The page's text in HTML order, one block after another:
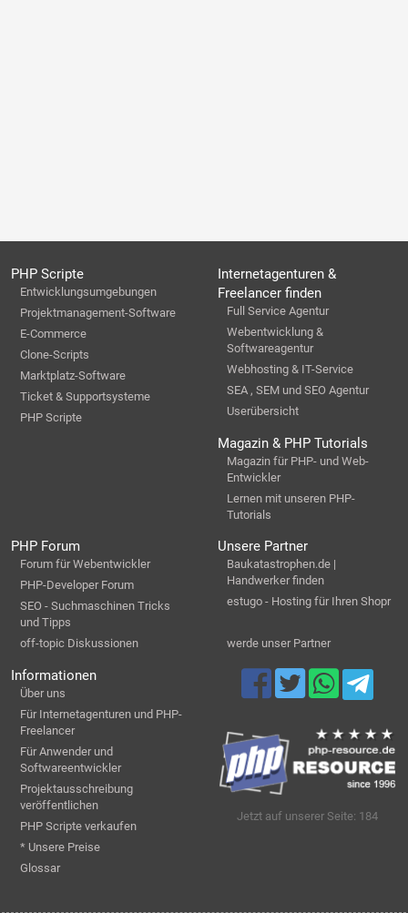
PHP Scripte
Entwicklungsumgebungen
Projektmanagement-Software
E-Commerce
Clone-Scripts
Marktplatz-Software
Ticket & Supportsysteme
PHP Scripte
Internetagenturen &
Freelancer finden
Full Service Agentur
Webentwicklung &
Softwareagentur
Webhosting & IT-Service
SEA , SEM und SEO Agentur
Userübersicht
Magazin & PHP Tutorials
Magazin für PHP- und Web-
Entwickler
Lernen mit unseren PHP-
Tutorials
PHP Forum
Forum für Webentwickler
PHP-Developer Forum
SEO - Suchmaschinen Tricks
und Tipps
off-topic Diskussionen
Unsere Partner
Baukatastrophen.de |
Handwerker finden
estugo - Hosting für Ihren Shopr
werde unser Partner
Informationen
Über uns
Für Internetagenturen und PHP-
Freelancer
Für Anwender und
Softwareentwickler
Projektausschreibung
veröffentlichen
PHP Scripte verkaufen
* Unsere Preise
Glossar
Jetzt auf unserer Seite: 184